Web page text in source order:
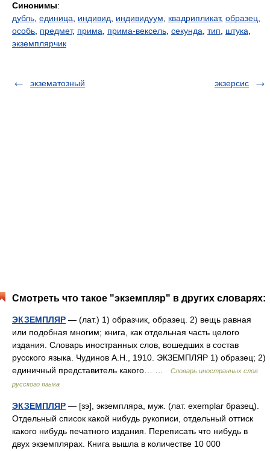
Синонимы:
дубль единица индивид индивидуум квадрипликат, образец
особь предмет, прима прима-вексель секунда тип штука
экземплярчик
экзематозный экзерсис
Смотреть что такое "экземпляр" в других словарях:
ЭКЗЕМПЛЯР — (лат.) 1) образчик, образец. 2) вещь равная
или подобная многим; книга, как отдельная часть целого
издания. Словарь иностранных слов, вошедших в состав
русского языка. Чудинов А.Н., 1910. ЭКЗЕМПЛЯР 1) образец; 2)
единичный представитель какого… …
Словарь иностранных слов
русского языка
ЭКЗЕМПЛЯР — [зэ], экземпляра, муж. (лат. exemplar бразец).
Отдельный список какой нибудь рукописи, отдельный оттиск
какого нибудь печатного издания. Переписать что нибудь в
двух экземплярах. Книга вышла в количестве 10 000